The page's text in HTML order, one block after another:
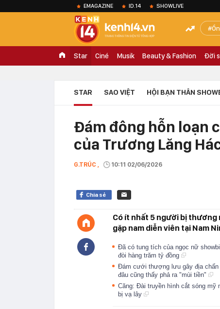
EMAGAZINE ID.14 SHOWLIVE
Star Ciné Musik Beauty & Fashion Đời
STAR SAO VIỆT HỘI BẠN THÂN
Đám đông hỗn loạn
của Trương Lăng
G.TRÚC , 10:11 02/06/2026
Chia sẻ
Có ít nhất 5 người bị thương
gặp nam diễn viên tại Nam
Đã có tung tích của ngọc nữ
đòi hàng trăm tỷ đồng
Đám cưới thượng lưu gây địa chấn
đâu cũng thấy phả ra "mùi tiền"
Căng: Đài truyền hình cắt sóng mỹ
bị vạ lây